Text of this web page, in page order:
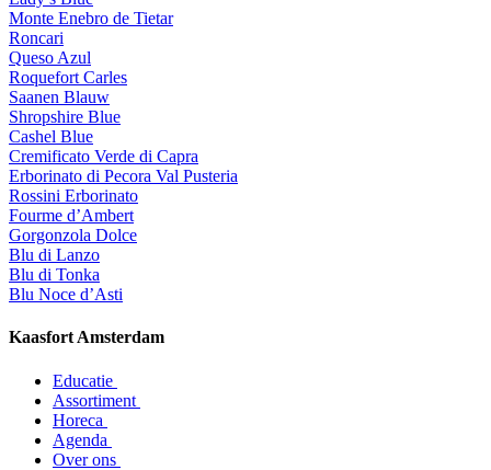
Monte Enebro de Tietar
Roncari
Queso Azul
Roquefort Carles
Saanen Blauw
Shropshire Blue
Cashel Blue
Cremificato Verde di Capra
Erborinato di Pecora Val Pusteria
Rossini Erborinato
Fourme d’Ambert
Gorgonzola Dolce
Blu di Lanzo
Blu di Tonka
Blu Noce d’Asti
Kaasfort Amsterdam
Educatie
Assortiment
Horeca
Agenda
Over ons